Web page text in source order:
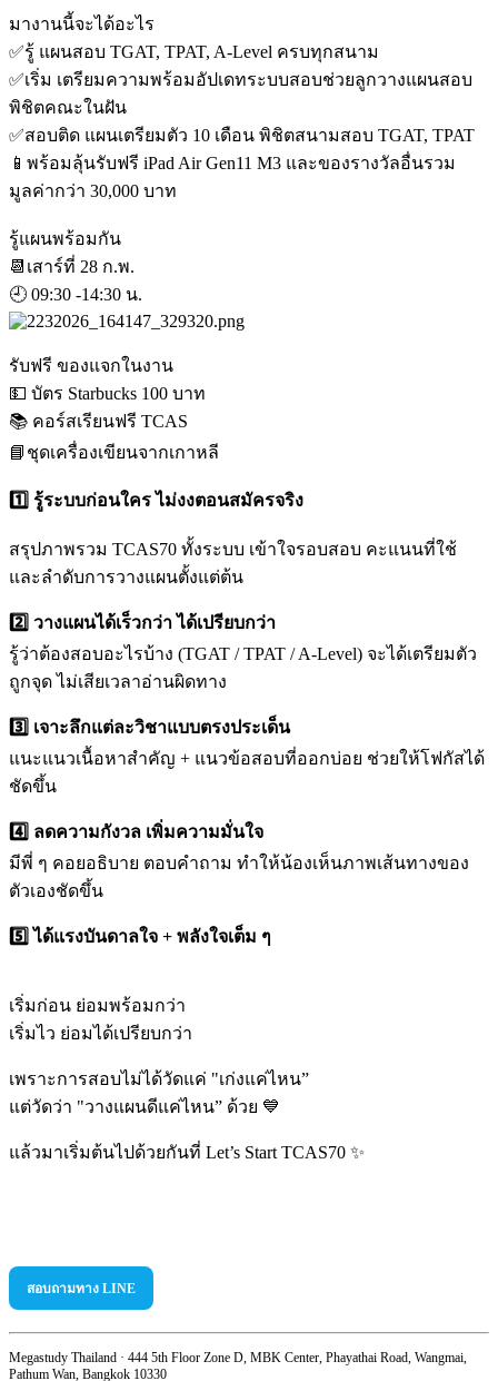
มางานนี้จะได้อะไร
✅รู้ แผนสอบ TGAT, TPAT, A-Level ครบทุกสนาม
✅เริ่ม เตรียมความพร้อมอัปเดทระบบสอบช่วยลูกวางแผนสอบ
พิชิตคณะในฝัน
✅สอบติด แผนเตรียมตัว 10 เดือน พิชิตสนามสอบ TGAT, TPAT
📱พร้อมลุ้นรับฟรี iPad Air Gen11 M3 และของรางวัลอื่นรวม
มูลค่ากว่า 30,000 บาท
รู้แผนพร้อมกัน
📆เสาร์ที่ 28 ก.พ.
🕘 09:30 -14:30 น.
รับฟรี ของแจกในงาน
💵 บัตร Starbucks 100 บาท
📚 คอร์สเรียนฟรี TCAS
📘ชุดเครื่องเขียนจากเกาหลี​
1️⃣ รู้ระบบก่อนใคร ไม่งงตอนสมัครจริง
สรุปภาพรวม TCAS70 ทั้งระบบ เข้าใจรอบสอบ คะแนนที่ใช้
และลำดับการวางแผนตั้งแต่ต้น
2️⃣ วางแผนได้เร็วกว่า ได้เปรียบกว่า
รู้ว่าต้องสอบอะไรบ้าง (TGAT / TPAT / A-Level) จะได้เตรียมตัว
ถูกจุด ไม่เสียเวลาอ่านผิดทาง
3️⃣ เจาะลึกแต่ละวิชาแบบตรงประเด็น
แนะแนวเนื้อหาสำคัญ + แนวข้อสอบที่ออกบ่อย ช่วยให้โฟกัสได้
ชัดขึ้น
4️⃣ ลดความกังวล เพิ่มความมั่นใจ
มีพี่ ๆ คอยอธิบาย ตอบคำถาม ทำให้น้องเห็นภาพเส้นทางของ
ตัวเองชัดขึ้น
5️⃣ ได้แรงบันดาลใจ + พลังใจเต็ม ๆ
เริ่มก่อน ย่อมพร้อมกว่า
เริ่มไว ย่อมได้เปรียบกว่า
เพราะการสอบไม่ได้วัดแค่ "เก่งแค่ไหน”
แต่วัดว่า "วางแผนดีแค่ไหน” ด้วย 💙
แล้วมาเริ่มต้นไปด้วยกันที่ Let’s Start TCAS70 ✨
สอบถามทาง LINE
Megastudy Thailand · 444 5th Floor Zone D, MBK Center, Phayathai Road, Wangmai,
Pathum Wan, Bangkok 10330